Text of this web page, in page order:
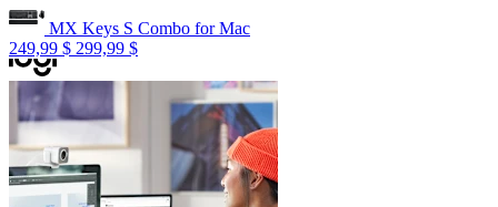
MX Keys S Combo for Mac
249,99 $ 299,99 $